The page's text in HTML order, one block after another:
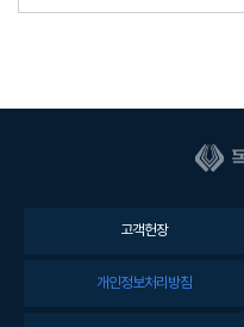
고객헌장
개인정보처리방침